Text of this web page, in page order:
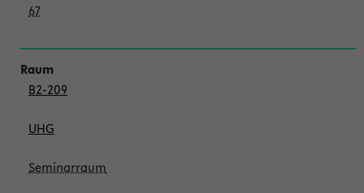
67
B2-209
UHG
Seminarraum